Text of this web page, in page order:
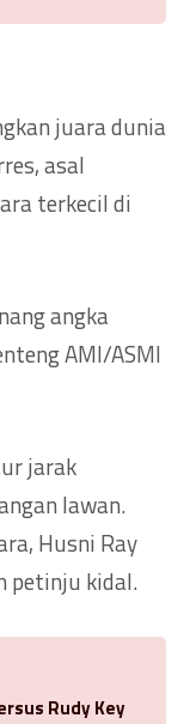
juara dunia
asal
terkecil di
angka
AMI/ASMI
jarak
lawan.
Husni Ray
petinju kidal.
Rudy Key